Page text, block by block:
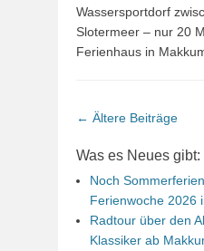
Wassersportdorf
Slotermeer – nur 20
Ferienhaus in
Beitrags-
← Ältere Beiträge
Was es Neues gibt:
Noch
Ferienwoche 2026
Radtour über den
Klassiker ab